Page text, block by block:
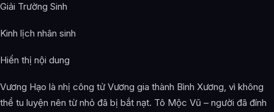
Giải Trường Sinh
Kinh lịch nhân sinh
Hiển thị nội dung
Vương Hạo là nhị công tử Vương gia thành Bình Xương, vì không
thể tu luyện nên từ nhỏ đã bị bắt nạt. Tô Mộc Vũ – người đã đính